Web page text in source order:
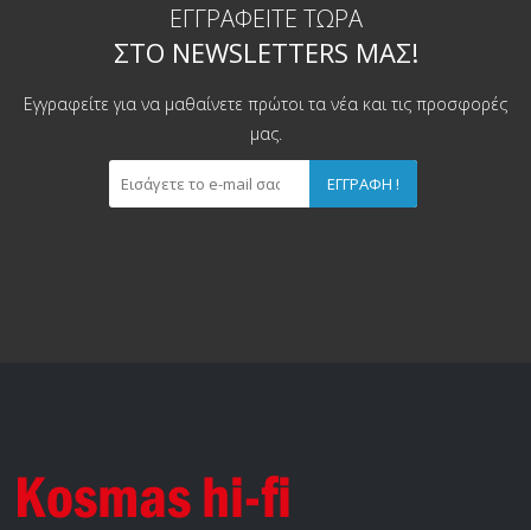
ΕΓΓΡΑΦΕΊΤΕ ΤΏΡΑ
ΣΤΟ NEWSLETTERS ΜΑΣ!
Εγγραφείτε για να μαθαίνετε πρώτοι τα νέα και τις προσφορές
μας.
ΕΓΓΡΑΦΉ !